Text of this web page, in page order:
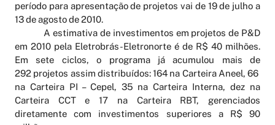
período para apresentação de projetos vai de 19 de julho a
13 de agosto de 2010.
A estimativa de investimentos em projetos de P&D
em 2010 pela Eletrobrás-Eletronorte é de R$ 40 milhões.
Em sete ciclos, o programa já acumulou mais de
292 projetos assim distribuídos: 164 na Carteira Aneel, 66
na Carteira PI – Cepel, 35 na Carteira Interna, dez na
Carteira CCT e 17 na Carteira RBT, gerenciados
diretamente com investimentos superiores a R$ 90